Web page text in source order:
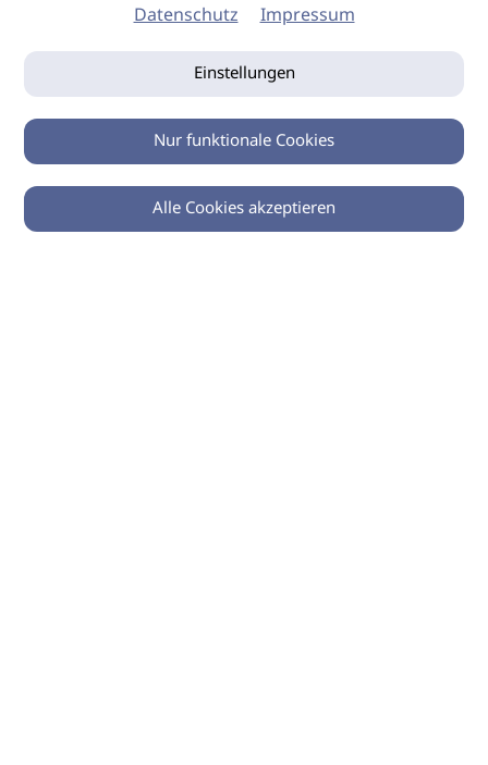
Datenschutz Impressum
Einstellungen
Nur funktionale Cookies
Alle Cookies akzeptieren